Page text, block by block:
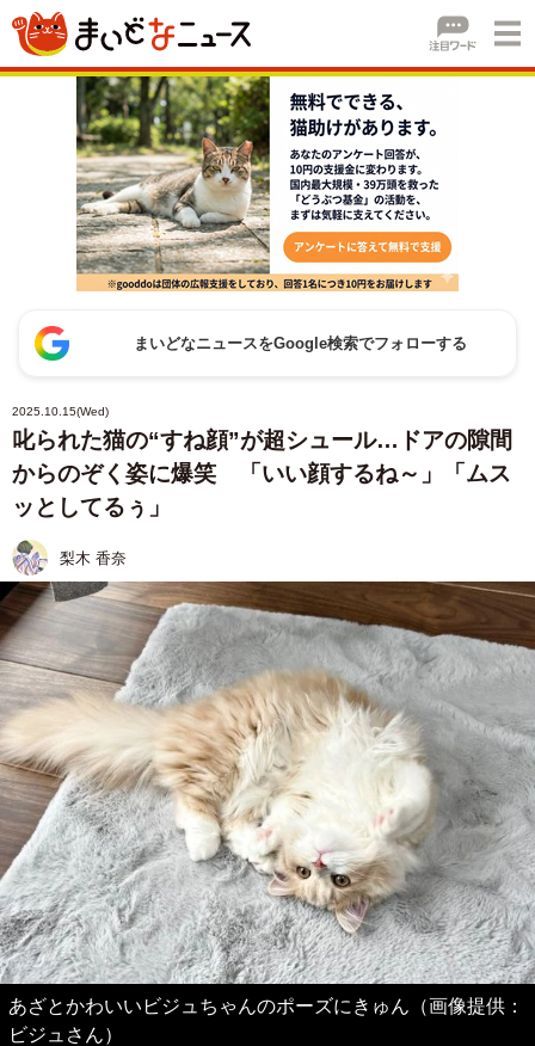
まいどなニュースをGoogle検索でフォローする
2025.10.15(Wed)
叱られた猫の“すね顔”が超シュール…ドアの隙間
からのぞく姿に爆笑 「いい顔するね～」「ムス
ッとしてるぅ」
梨木 香奈
あざとかわいいビジュちゃんのポーズにきゅん（画像提供：
ビジュさん）